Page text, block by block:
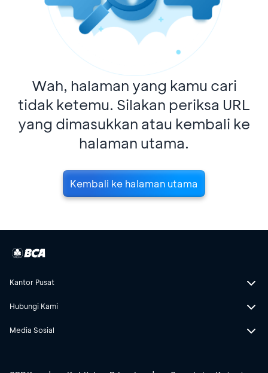
Wah, halaman yang kamu cari
tidak ketemu. Silakan periksa URL
yang dimasukkan atau kembali ke
halaman utama.
Kembali ke halaman utama
Kantor Pusat
Hubungi Kami
Media Sosial